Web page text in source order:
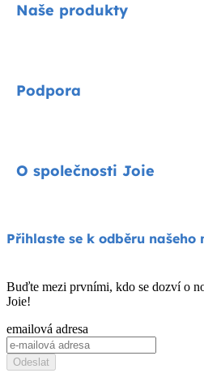
Naše produkty
Kočárky
Houpátka a lehátka
Dětské postýlky a kolébky
Podpora
Záruka
Návod k obsluze
Mapa stránek
O společnosti Joie
O nás
Najít obchody
Zaregistrujte svůj výrobek
Přihlaste se k odběru našeho
Buďte mezi prvními, kdo se dozví o
Joie!
emailová adresa
Odeslat